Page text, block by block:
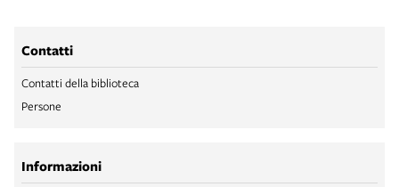
Contatti
Contatti della biblioteca
Persone
Informazioni